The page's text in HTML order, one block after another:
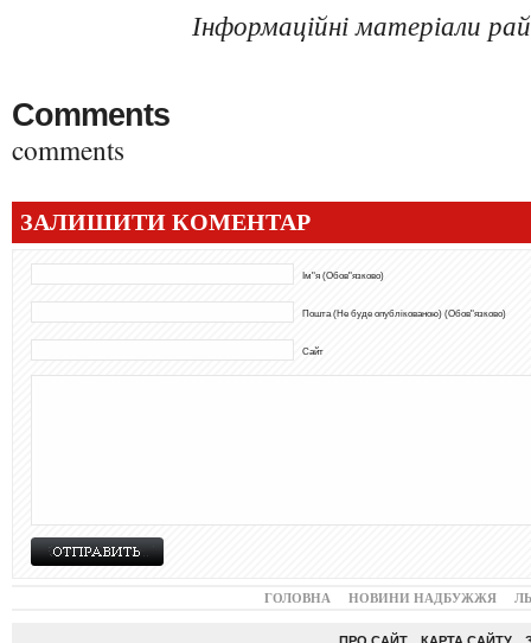
Інформаційні матеріали
Comments
comments
ЗАЛИШИТИ КОМЕНТАР
Ім"я (Обов"язково)
Пошта (Не буде опублікованою) (Обов"язково)
Сайт
ГОЛОВНА НОВИНИ НАДБУЖЖЯ